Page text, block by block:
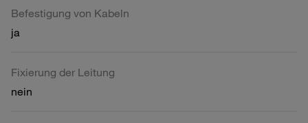
Befestigung von Kabeln
ja
Fixierung der Leitung
nein